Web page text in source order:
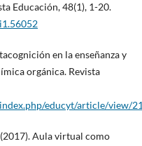
Educación, 48(1), 1-20.
en la enseñanza y
orgánica. Revista
educyt/article/view/
Aula virtual como